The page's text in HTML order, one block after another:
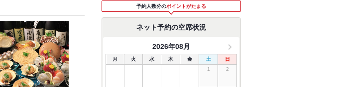
予約人数分のポイントがたまる
ネット予約の空席状況
2026年08月
月 火 水 木 金 土
日
1
2